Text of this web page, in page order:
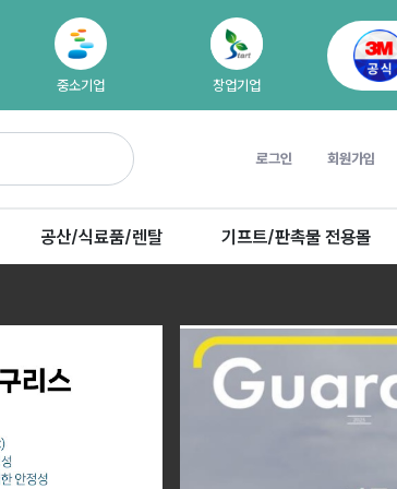
중소기업 창업기업
로그인 회원가입
공산/식료품/렌탈 기프트/판촉물 전용몰